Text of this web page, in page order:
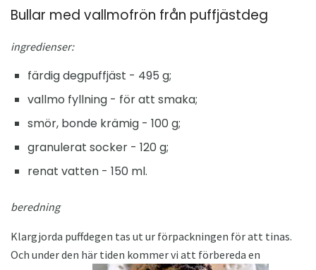
Bullar med vallmofrön från puffjästdeg
ingredienser:
färdig degpuffjäst - 495 g;
vallmo fyllning - för att smaka;
smör, bonde krämig - 100 g;
granulerat socker - 120 g;
renat vatten - 150 ml.
beredning
Klargjorda puffdegen tas ut ur förpackningen för att tinas.
Och under den här tiden kommer vi att förbereda en